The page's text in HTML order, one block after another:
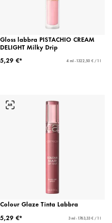
Gloss labbra PISTACHIO CREAM
DELIGHT Milky Drip
5,29 €*
4 ml - 1322,50 € / 1 l
Colour Glaze Tinta Labbra
5,29 €*
3 ml - 1763,33 € / 1 l